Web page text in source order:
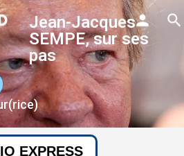
Jean-Jacques
SEMPE, sur ses
pas
EXPRESS